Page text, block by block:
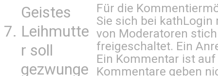
Geistes
Leihmutte
r soll
gezwunge
Für die
Sie sich bei kathLogin
von Moderatoren
freigeschaltet. Ein
Ein Kommentar ist
Kommentare geben